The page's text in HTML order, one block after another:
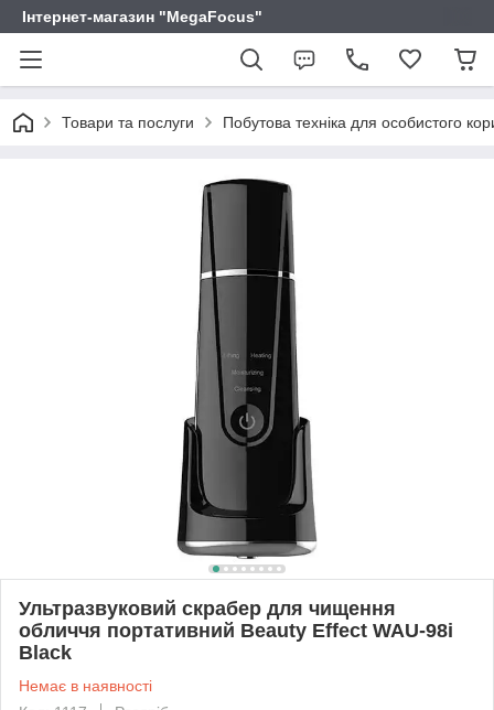
Інтернет-магазин "MegaFocus"
Товари та послуги Побутова техніка для особистого
Ультразвуковий скрабер для чищення
обличчя портативний Beauty Effect WAU-98i
Black
Немає в наявності